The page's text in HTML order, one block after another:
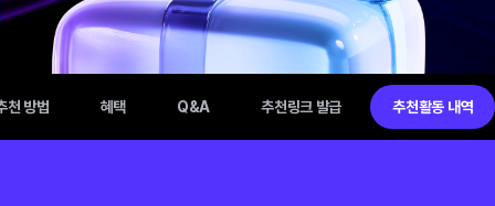
천 방법 혜택 Q&A 추천링크 발급 추천활동 내역